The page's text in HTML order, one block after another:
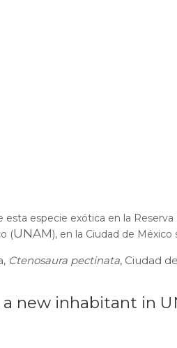
esta especie exótica en la
(UNAM), en la Ciudad de
Ctenosaura pectinata, Ciudad
new inhabitant in